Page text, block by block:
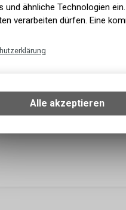
und ähnliche Technologien
verarbeiten dürfen. Eine
Ihrem Gerät, um die
Verwendung des
zulassen.
Alle akzeptieren